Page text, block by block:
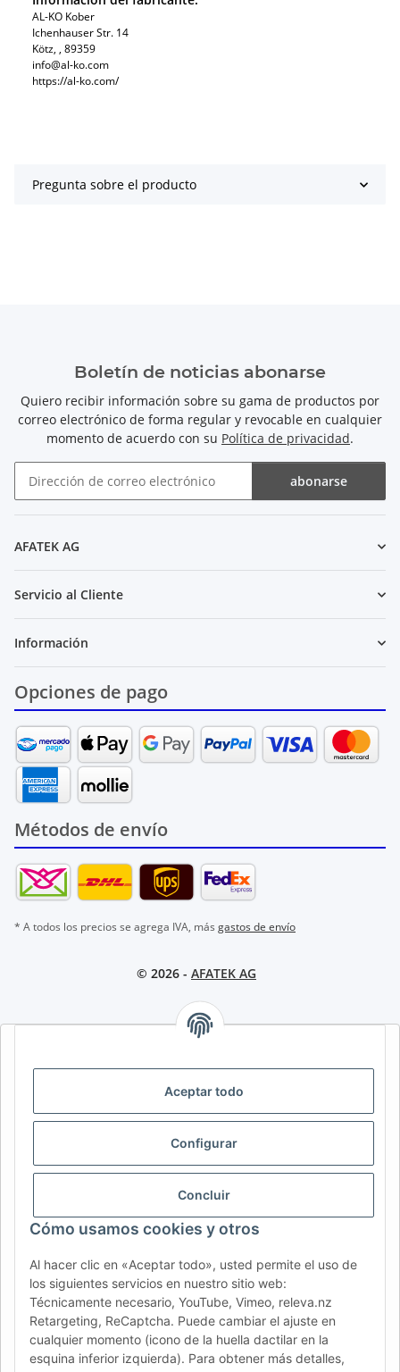
Aceptar todo
Configurar
Concluir
Cómo usamos cookies y otros
Al hacer clic en «Aceptar todo», usted permite el uso de
los siguientes servicios en nuestro sitio web:
Técnicamente necesario, YouTube, Vimeo, releva.nz
Retargeting, ReCaptcha. Puede cambiar el ajuste en
cualquier momento (icono de la huella dactilar en la
esquina inferior izquierda). Para obtener más detalles,
AL-KO Kober
Ichenhauser Str. 14
Kötz, , 89359
info@al-ko.com
https://al-ko.com/
Pregunta sobre el producto
Boletín de noticias abonarse
Quiero recibir información sobre su gama de productos por
correo electrónico de forma regular y revocable en cualquier
momento de acuerdo con su Política de privacidad.
abonarse
AFATEK AG
Servicio al Cliente
Información
Opciones de pago
Métodos de envío
* A todos los precios se agrega IVA, más gastos de envío
© 2026 - AFATEK AG
SELECT REGION & LANGUAGE | CHOISIR LA RÉGION ET LA
DE AT CH (DE) CH (FR)
BE (NL)
CZ
RO HR
AFATEK México| Su experto en refacciones para remolques
y vehículos comerciales